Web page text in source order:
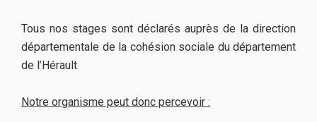
Tous nos stages sont déclarés auprès de la direction
départementale de la cohésion sociale du département
de l’Hérault
Notre organisme peut donc percevoir :